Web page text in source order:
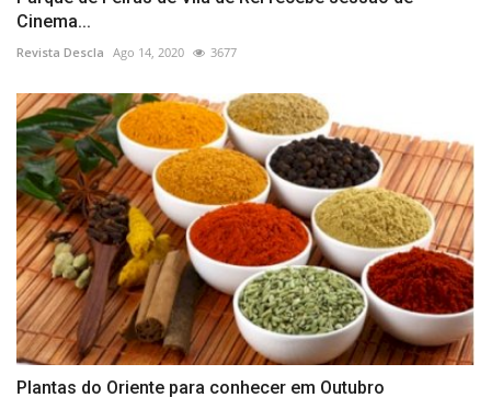
Cinema...
Revista Descla Ago 14, 2020 3677
Plantas do Oriente para conhecer em Outubro